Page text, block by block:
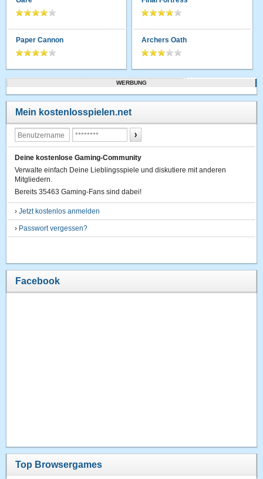
Paper Cannon Archers Oath
WERBUNG
Mein kostenlosspielen.net
Deine kostenlose Gaming-Community
Verwalte einfach Deine Lieblingsspiele und diskutiere mit anderen
Mitgliedern.
Bereits 35463 Gaming-Fans sind dabei!
›Jetzt kostenlos anmelden
› Passwort vergessen?
Facebook
Top Browsergames